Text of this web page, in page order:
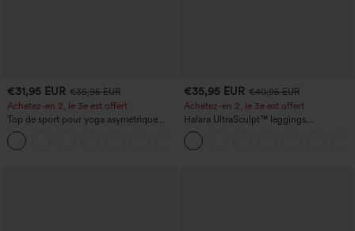
€31,95 EUR €35,95 EUR
Achetez-en 2, le 3e est offert
Top de sport pour yoga asymétrique
(une épaule) à manches longues avec
ouverture pour le pouce, ourlet arrondi
haut-bas, séchage rapide, soutien-gorge
€35,95 EUR €40,95 EUR
Achetez-en 2, le 3e est offert
Halara UltraSculpt™ leggings
d'entraînement taille haute — fronces
liftantes pour le fessier, maintien gainant
du ventre et poche